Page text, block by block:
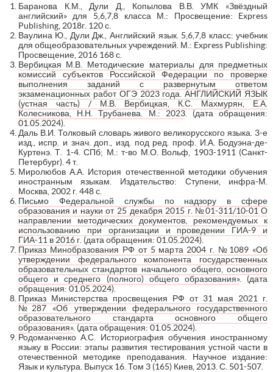
Баранова К.М., Дули Д., Копылова В.В. УМК «Звёздный
английский» для 5,6,7,8 класса М.: Просвещение: Express
Publishing, 2018г. 120 с.
Ваулина Ю., Дули Дж., Английский язык. 5,6,7,8 класс: учебник
для общеобразовательных учреждений. М.: Express Publishing:
Просвещение, 2016 168 с.
Вербицкая М.В. Методические материалы для предметных
комиссий субъектов Российской Федерации по проверке
выполнения заданий с развернутым ответом
экзаменационных работ ОГЭ 2023 года. АНГЛИЙСКИЙ ЯЗЫК
(устная часть) / М.В. Вербицкая, К.С. Махмурян, Е.А.
Колесникова, Н.Н. Трубанева. М.: 2023. (дата обращения:
01.05.2024).
Даль В.И. Толковый словарь живого великорусского языка. 3-е
изд., испр. и знач. доп., изд. под ред. проф. И.А. Бодуэна-де-
Куртенэ. Т. 1-4. СПб; М.: т-во М.О. Вольф, 1903-1911 (Санкт-
Петербург). 4 т.
Миролюбов А.А. История отечественной методики обучения
иностранным языкам. Издательство: Ступени, инфра-М.
Москва, 2002 г. 448 с.
Письмо Федеральной службы по надзору в сфере
образования и науки от 25 декабря 2015 г. №01-311/10-01 О
направлении методических документов, рекомендуемых к
использованию при организации и проведении ГИА-9 и
ГИА-11 в 2016 г. (дата обращения: 01.05.2024).
Приказ Минобразования РФ от 5 марта 2004 г. №1089 «Об
утверждении федерального компонента государственных
образовательных стандартов начального общего, основного
общего и среднего (полного) общего образования». (дата
обращения: 01.05.2024).
Приказ Министерства просвещения РФ от 31 мая 2021 г.
№287 «Об утверждении федерального государственного
образовательного стандарта основного общего
образования». (дата обращения: 01.05.2024).
Родоманченко А.С. Историография обучения иностранному
языку в России: этапы развития тестирования устной части в
отечественной методике преподавания. Научное издание:
Язык и культура. Выпуск 16. Том 3 (165) Киев, 2013. С. 501-507.